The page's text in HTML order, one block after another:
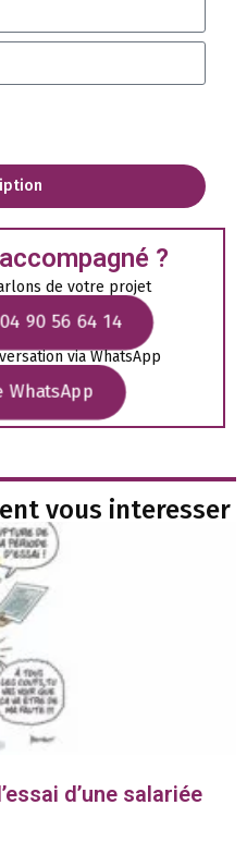
?
de votre projet
90 56 64 14
via WhatsApp
WhatsApp
vous interesser
d’une salariée